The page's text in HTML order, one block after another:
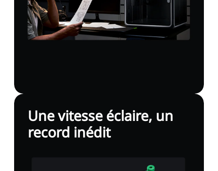
Une vitesse éclaire, un
record inédit